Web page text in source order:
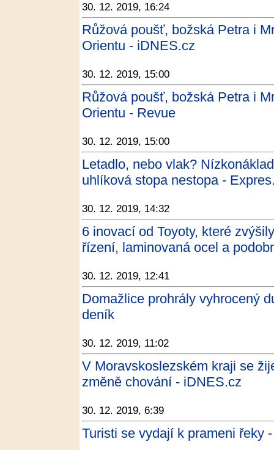
30. 12. 2019, 16:24
Růžová poušť, božská Petra i
Orientu - iDNES.cz
30. 12. 2019, 15:00
Růžová poušť, božská Petra i
Orientu - Revue
30. 12. 2019, 15:00
Letadlo, nebo vlak?
uhlíková stopa nestopa -
30. 12. 2019, 14:32
6 inovací od Toyoty, které
řízení, laminovaná ocel a
30. 12. 2019, 12:41
Domažlice prohrály vyhrocený
deník
30. 12. 2019, 11:02
V Moravskoslezském kraji se
změně chování - iDNES.cz
30. 12. 2019, 6:39
Turisti se vydají k prameni řeky